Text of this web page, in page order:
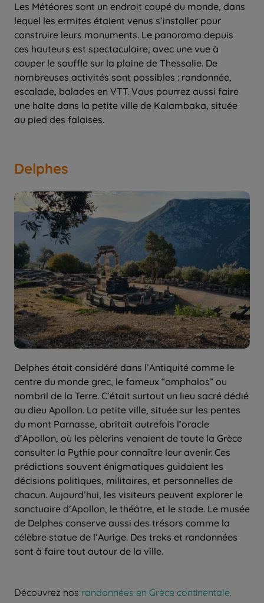
Les Météores sont un endroit coupé du monde, dans
lequel les ermites étaient venus s’installer pour
construire leurs monuments. Le panorama depuis
ces hauteurs est spectaculaire, avec une vue à
couper le souffle sur la plaine de Thessalie. De
nombreuses activités sont possibles : randonnée,
escalade, balades en VTT. Vous pourrez aussi faire
une halte dans la petite ville de Kalambaka, située
au pied des falaises.
Delphes
Delphes était considéré dans l’Antiquité comme le
centre du monde grec, le fameux “omphalos” ou
nombril de la Terre. C’était surtout un lieu sacré dédié
au dieu Apollon. La petite ville, située sur les pentes
du mont Parnasse, abritait autrefois l’oracle
d’Apollon, où les pèlerins venaient de toute la Grèce
consulter la Pythie pour connaître leur avenir. Ces
prédictions souvent énigmatiques guidaient les
décisions politiques, militaires, et personnelles de
chacun. Aujourd’hui, les visiteurs peuvent explorer le
sanctuaire d’Apollon, le théâtre, et le stade. Le musée
de Delphes conserve aussi des trésors comme la
célèbre statue de l’Aurige. Des treks et randonnées
sont à faire tout autour de la ville.
Découvrez nos randonnées en Grèce continentale.